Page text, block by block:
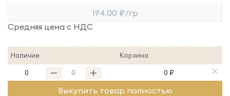
194.00 ₽/гр
Средняя цена с НДС
Наличие Корзина
0 0 ₽
Выкупить товар полностью